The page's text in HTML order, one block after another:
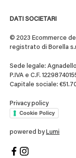
DATI SOCIETARI
© 2023 Ecommerce
registrato di Borella
Sede legale:
P.IVA e C.F.
Capitale sociale:
Privacy policy
Cookie Policy
powered by Lumi